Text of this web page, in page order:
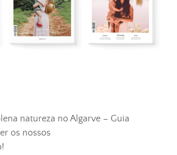
natureza no Algarve – Guia
os nossos